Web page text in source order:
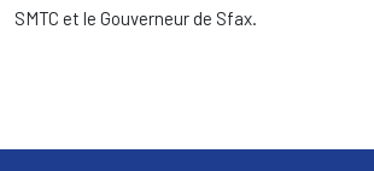
SMTC et le Gouverneur de Sfax.